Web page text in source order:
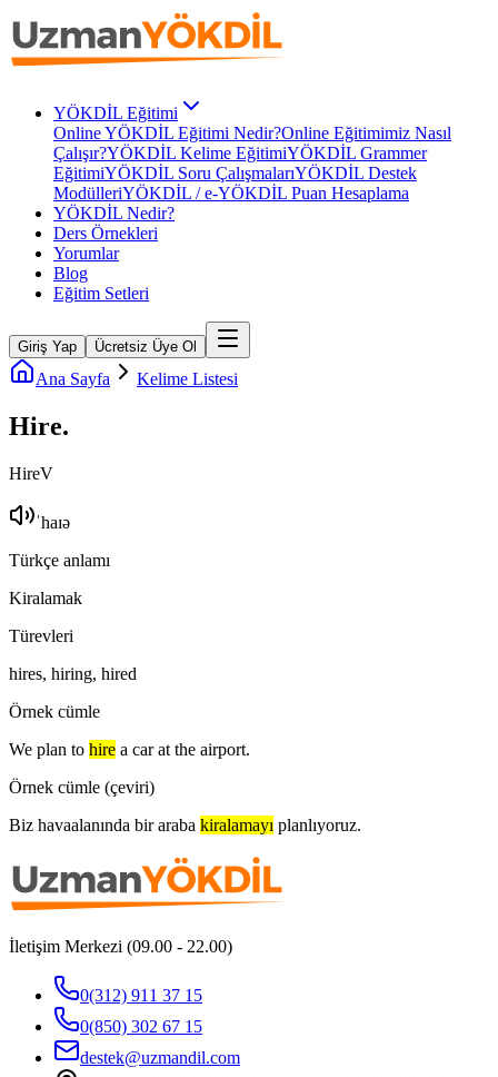
YÖKDİL Eğitimi
Online YÖKDİL Eğitimi Nedir?Online Eğitimimiz Nasıl
Çalışır?YÖKDİL Kelime EğitimiYÖKDİL Grammer
EğitimiYÖKDİL Soru ÇalışmalarıYÖKDİL Destek
ModülleriYÖKDİL / e-YÖKDİL Puan Hesaplama
YÖKDİL Nedir?
Ders Örnekleri
Yorumlar
Blog
Eğitim Setleri
Giriş Yap Ücretsiz Üye Ol
Ana Sayfa Kelime Listesi
Hire.
HireV
ˈhaɪə
Türkçe anlamı
Kiralamak
Türevleri
hires, hiring, hired
Örnek cümle
We plan to hire a car at the airport.
Örnek cümle (çeviri)
Biz havaalanında bir araba kiralamayı planlıyoruz.
İletişim Merkezi (09.00 - 22.00)
0(312) 911 37 15
0(850) 302 67 15
destek@uzmandil.com